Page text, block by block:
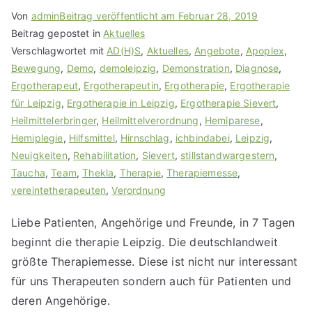
Von adminBeitrag veröffentlicht am Februar 28, 2019
Beitrag gepostet in Aktuelles
Verschlagwortet mit AD(H)S, Aktuelles, Angebote, Apoplex,
Bewegung, Demo, demoleipzig, Demonstration, Diagnose,
Ergotherapeut, Ergotherapeutin, Ergotherapie, Ergotherapie
für Leipzig, Ergotherapie in Leipzig, Ergotherapie Sievert,
Heilmittelerbringer, Heilmittelverordnung, Hemiparese,
Hemiplegie, Hilfsmittel, Hirnschlag, ichbindabei, Leipzig,
Neuigkeiten, Rehabilitation, Sievert, stillstandwargestern,
Taucha,Team,Thekla, Therapie,Therapiemesse,
vereintetherapeuten,Verordnung
Liebe Patienten, Angehörige und Freunde, in 7 Tagen
beginnt die therapie Leipzig. Die deutschlandweit
größte Therapiemesse. Diese ist nicht nur interessant
für uns Therapeuten sondern auch für Patienten und
deren Angehörige.